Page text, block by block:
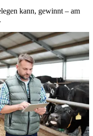
kann, gewinnt – am